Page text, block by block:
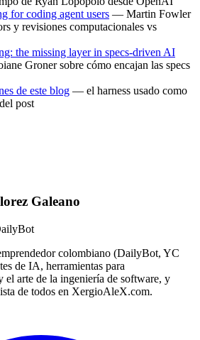
for coding agent users — Martin Fowler
y revisiones computacionales vs
the missing layer in specs-driven AI
Groner sobre cómo encajan las specs
de este blog — el harness usado como
post
Galeano
colombiano (DailyBot, YC
de IA, herramientas para
el arte de la ingeniería de software, y
de todos en XergioAleX.com.